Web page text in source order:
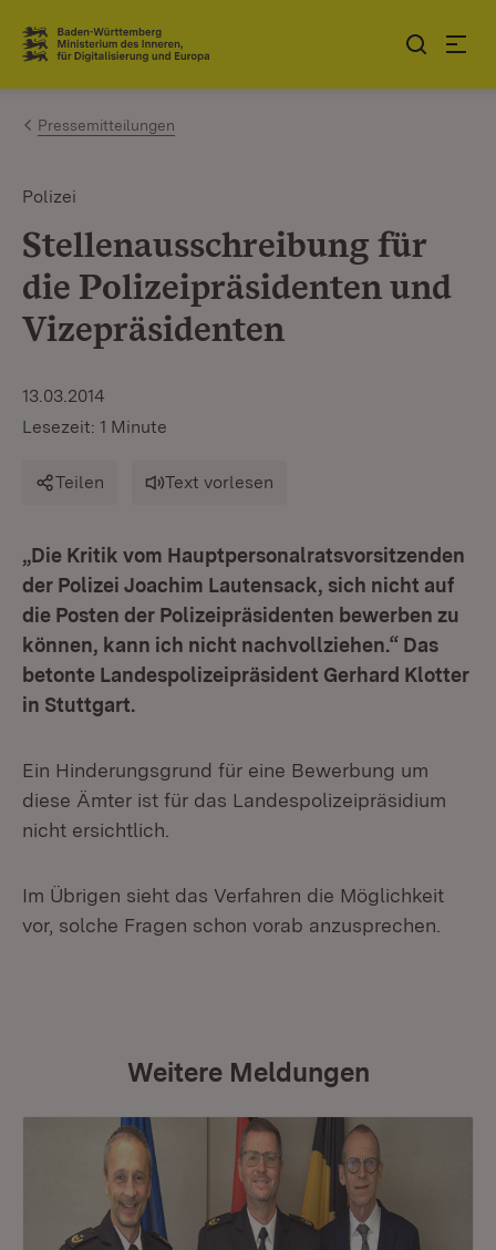
Zum Inhalt springen
Link zur Startseite
Pressemitteilungen
Polizei
Stellenausschreibung für
die Polizeipräsidenten und
Vizepräsidenten
13.03.2014
Lesezeit: 1 Minute
Teilen Text vorlesen
„Die Kritik vom Hauptpersonalratsvorsitzenden
der Polizei Joachim Lautensack, sich nicht auf
die Posten der Polizeipräsidenten bewerben zu
können, kann ich nicht nachvollziehen.“ Das
betonte Landespolizeipräsident Gerhard Klotter
in Stuttgart.
Ein Hinderungsgrund für eine Bewerbung um
diese Ämter ist für das Landespolizeipräsidium
nicht ersichtlich.
Im Übrigen sieht das Verfahren die Möglichkeit
vor, solche Fragen schon vorab anzusprechen.
Weitere Meldungen